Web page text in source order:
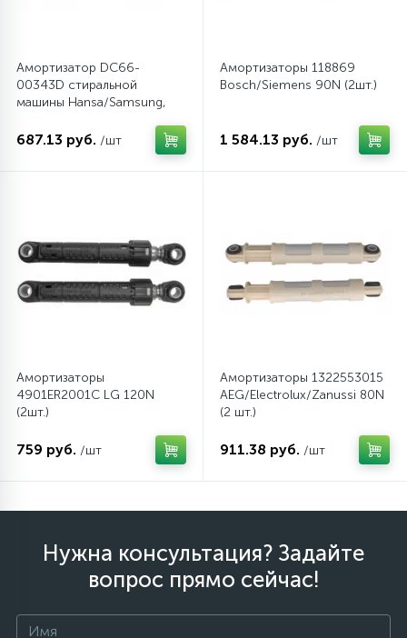
Амортизатор DC66-
00343D стиральной
машины Hansa/Samsung,
687.13 руб. /шт
Амортизаторы 118869
Bosch/Siemens 90N (2шт.)
1 584.13 руб. /шт
Амортизаторы
4901ER2001C LG 120N
(2шт.)
759 руб. /шт
Амортизаторы 1322553015
AEG/Electrolux/Zanussi 80N
(2 шт.)
911.38 руб. /шт
Нужна консультация? Задайте
вопрос прямо сейчас!